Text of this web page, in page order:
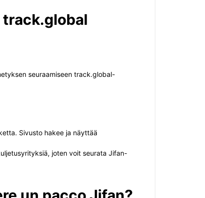
seuraamiseen track.global-
Sivusto hakee ja näyttää
joten voit seurata Jifan-